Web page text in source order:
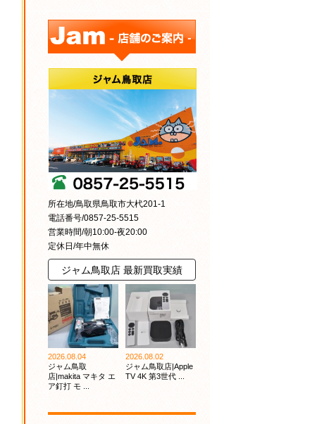
所在地/鳥取県鳥取市大杙201-1
電話番号/0857-25-5515
営業時間/朝10:00-夜20:00
定休日/年中無休
ジャム鳥取店 最新買取実績
2026.08.04
ジャム鳥取
店|makita マキタ エ
ア釘打 モ ...
2026.08.02
ジャム鳥取店|Apple
TV 4K 第3世代 ...